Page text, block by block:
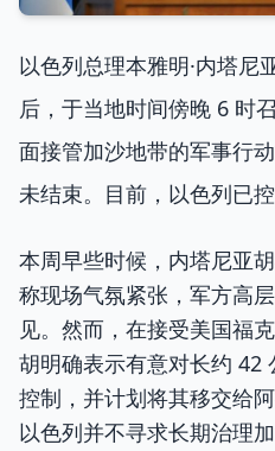
以色列总理本雅明·内塔尼
后，于当地时间傍晚 6 时
面接管加沙地带的军事行
未结束。目前，以色列已
本周早些时候，内塔尼亚
称现场气氛紧张，军方高
见。然而，在接受美国福
胡明确表示有意对长约 42
控制，并计划将其移交给
以色列并不寻求长期治理